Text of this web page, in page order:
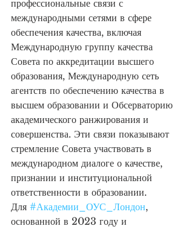
профессиональные связи с
международными сетями в сфере
обеспечения качества, включая
Международную группу качества
Совета по аккредитации высшего
образования, Международную сеть
агентств по обеспечению качества в
высшем образовании и Обсерваторию
академического ранжирования и
совершенства. Эти связи показывают
стремление Совета участвовать в
международном диалоге о качестве,
признании и институциональной
ответственности в образовании.
Для #Академии_ОУС_Лондон,
основанной в 2023 году и